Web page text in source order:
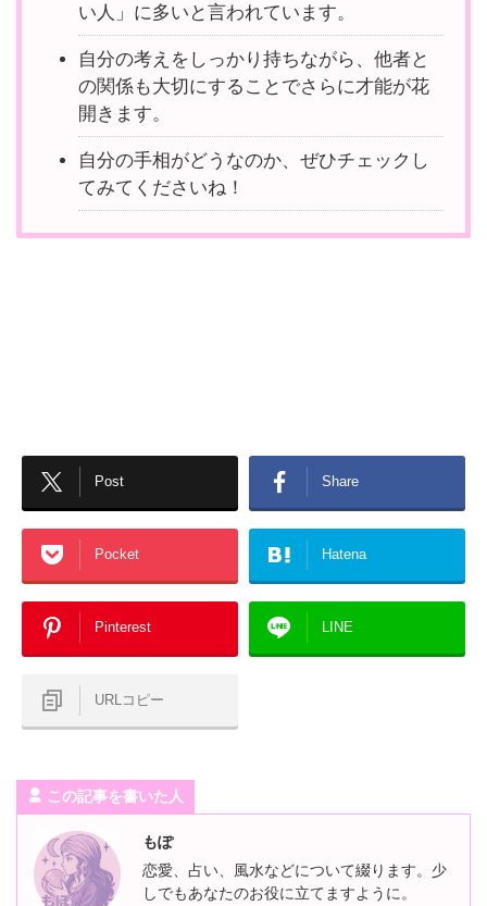
い人」に多いと言われています。
自分の考えをしっかり持ちながら、他者と
の関係も大切にすることでさらに才能が花
開きます。
自分の手相がどうなのか、ぜひチェックし
てみてくださいね！
Post Share
Pocket Hatena
Pinterest LINE
URLコピー
この記事を書いた人
もぽ
恋愛、占い、風水などについて綴ります。少
しでもあなたのお役に立てますように。